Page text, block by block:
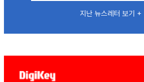
지난 뉴스레터 보기 +